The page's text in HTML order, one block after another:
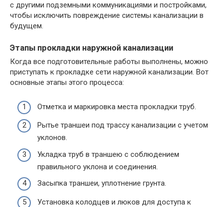
с другими подземными коммуникациями и постройками,
чтобы исключить повреждение системы канализации в
будущем.
Этапы прокладки наружной канализации
Когда все подготовительные работы выполнены, можно
приступать к прокладке сети наружной канализации. Вот
основные этапы этого процесса:
Отметка и маркировка места прокладки труб.
Рытье траншеи под трассу канализации с учетом
уклонов.
Укладка труб в траншею с соблюдением
правильного уклона и соединения.
Засыпка траншеи, уплотнение грунта.
Установка колодцев и люков для доступа к